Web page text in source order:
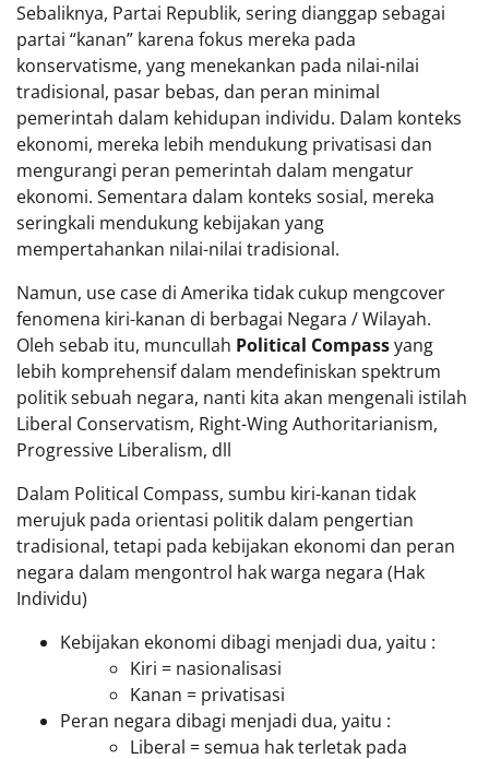
Sebaliknya, Partai Republik, sering dianggap sebagai
partai “kanan” karena fokus mereka pada
konservatisme, yang menekankan pada nilai-nilai
tradisional, pasar bebas, dan peran minimal
pemerintah dalam kehidupan individu. Dalam konteks
ekonomi, mereka lebih mendukung privatisasi dan
mengurangi peran pemerintah dalam mengatur
ekonomi. Sementara dalam konteks sosial, mereka
seringkali mendukung kebijakan yang
mempertahankan nilai-nilai tradisional.
Namun, use case di Amerika tidak cukup mengcover
fenomena kiri-kanan di berbagai Negara / Wilayah.
Oleh sebab itu, muncullah Political Compassyang
lebih komprehensif dalam mendefiniskan spektrum
politik sebuah negara, nanti kita akan mengenali istilah
Liberal Conservatism, Right-Wing Authoritarianism,
Progressive Liberalism, dll
Dalam Political Compass, sumbu kiri-kanan tidak
merujuk pada orientasi politik dalam pengertian
tradisional, tetapi pada kebijakan ekonomi dan peran
negara dalam mengontrol hak warga negara (Hak
Individu)
Kebijakan ekonomi dibagi menjadi dua, yaitu :
Kiri = nasionalisasi
Kanan = privatisasi
Peran negara dibagi menjadi dua, yaitu :
Liberal = semua hak terletak pada